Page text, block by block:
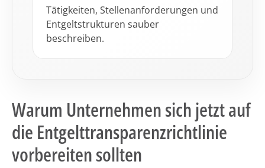
Tätigkeiten, Stellenan­forderungen und
Entgeltstrukturen sauber
beschreiben.
Warum Unternehmen sich jetzt auf
die Entgelttransparenzrichtlinie
vorbereiten sollten